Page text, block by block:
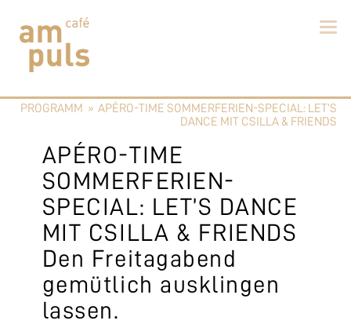
content
Der beste Kaffee im Zollikerberg
PROGRAMM »APÉRO-TIME SOMMERFERIEN-SPECIAL: LET’S
DANCE MIT CSILLA & FRIENDS
APÉRO-TIME
SOMMERFERIEN-
SPECIAL: LET’S DANCE
MIT CSILLA & FRIENDS
Den Freitagabend
gemütlich ausklingen
lassen.